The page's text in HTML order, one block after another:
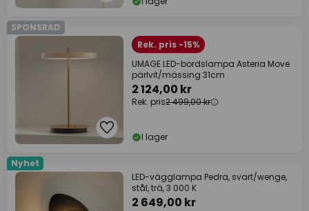
SPONSRAD
Rek. pris -15%
UMAGE LED-bordslampa Asteria Move
pärlvit/mässing 31cm
2 124,00 kr
Rek. pris2 499,00 kr
I lager
Nyhet
LED-vägglampa Pedra, svart/wenge,
stål, trä, 3 000 K
2 649,00 kr